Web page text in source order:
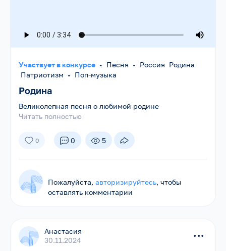
Участвует в конкурсе • Песня • Россия Родина
Патриотизм • Поп-музыка
Родина
Великолепная песня о любимой родине
Читать полностью
0 0 5
Пожалуйста,авторизируйтесь, чтобы
оставлять комментарии
Анастасия
30.11.2024
...